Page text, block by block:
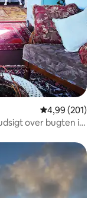
4,99 ud af 5 i
4,99 (201)
over bugten i